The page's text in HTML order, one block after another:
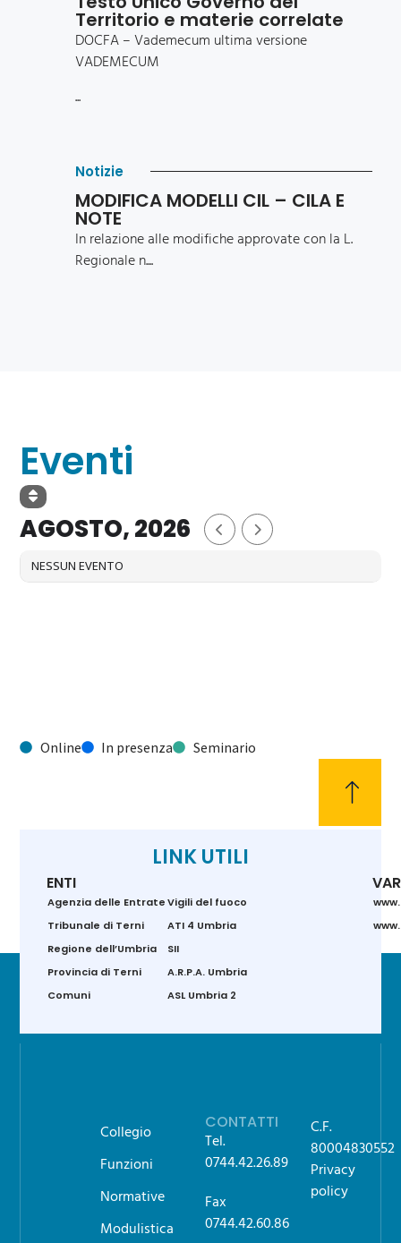
Territorio e materie correlate
DOCFA – Vademecum ultima versione
VADEMECUM
...
Notizie
MODIFICA MODELLI CIL – CILA E
NOTE
In relazione alle modifiche approvate con la L.
Regionale n....
Eventi
AGOSTO, 2026
NESSUN EVENTO
Online In presenza Seminario
LINK UTILI
ENTI
Agenzia delle Entrate
Tribunale di Terni
Regione dell’Umbria
Provincia di Terni
Comuni
Vigili del fuoco
ATI 4 Umbria
SII
A.R.P.A. Umbria
ASL Umbria 2
Collegio
Funzioni
Normative
Modulistica
CONTATTI
Tel.
0744.42.26.89
Fax
0744.42.60.86
C.F.
80004830552
Privacy
policy